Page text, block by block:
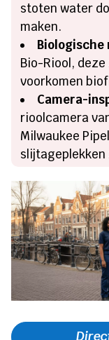
stoten water
maken.
Bio-Riool,
voorkomen
Camera-
rioolcamera
Milwaukee
slijtageplekken